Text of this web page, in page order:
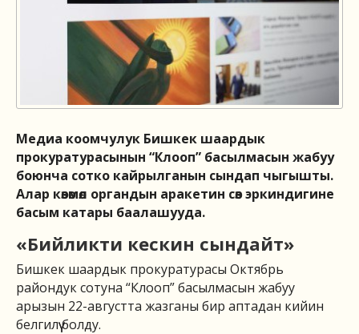
Медиа коомчулук Бишкек шаардык
прокуратурасынын “Клооп” басылмасын жабуу
боюнча сотко кайрылганын сындап чыгышты.
Алар көзөмөл органдын аракетин сөз эркиндигине
басым катары баалашууда.
«Бийликти кескин сындайт»
Бишкек шаардык прокуратурасы Октябрь
райондук сотуна “Клооп” басылмасын жабуу
арызын 22-августта жазганы бир аптадан кийин
белгилүү болду.